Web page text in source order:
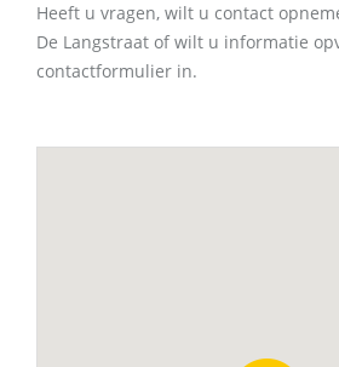
Heeft u vragen, wilt u contact
De Langstraat of wilt u informatie
contactformulier in.